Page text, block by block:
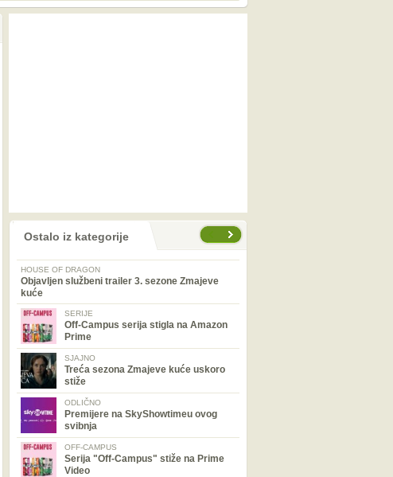
Ostalo iz kategorije
HOUSE OF DRAGON
Objavljen službeni trailer 3. sezone Zmajeve
kuće
SERIJE
Off-Campus serija stigla na Amazon
Prime
SJAJNO
Treća sezona Zmajeve kuće uskoro
stiže
ODLIČNO
Premijere na SkyShowtimeu ovog
svibnja
OFF-CAMPUS
Serija "Off-Campus" stiže na Prime
Video